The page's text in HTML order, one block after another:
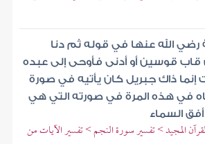
الله عنها في قوله ثم دنا
قوسين أو أدنى فأوحى إلى عبده
إنما ذاك جبريل كان يأتيه في صورة
في هذه المرة في صورته التي هي
السماء
المجيد > تفسير سورة النجم > تفسير الآيات من